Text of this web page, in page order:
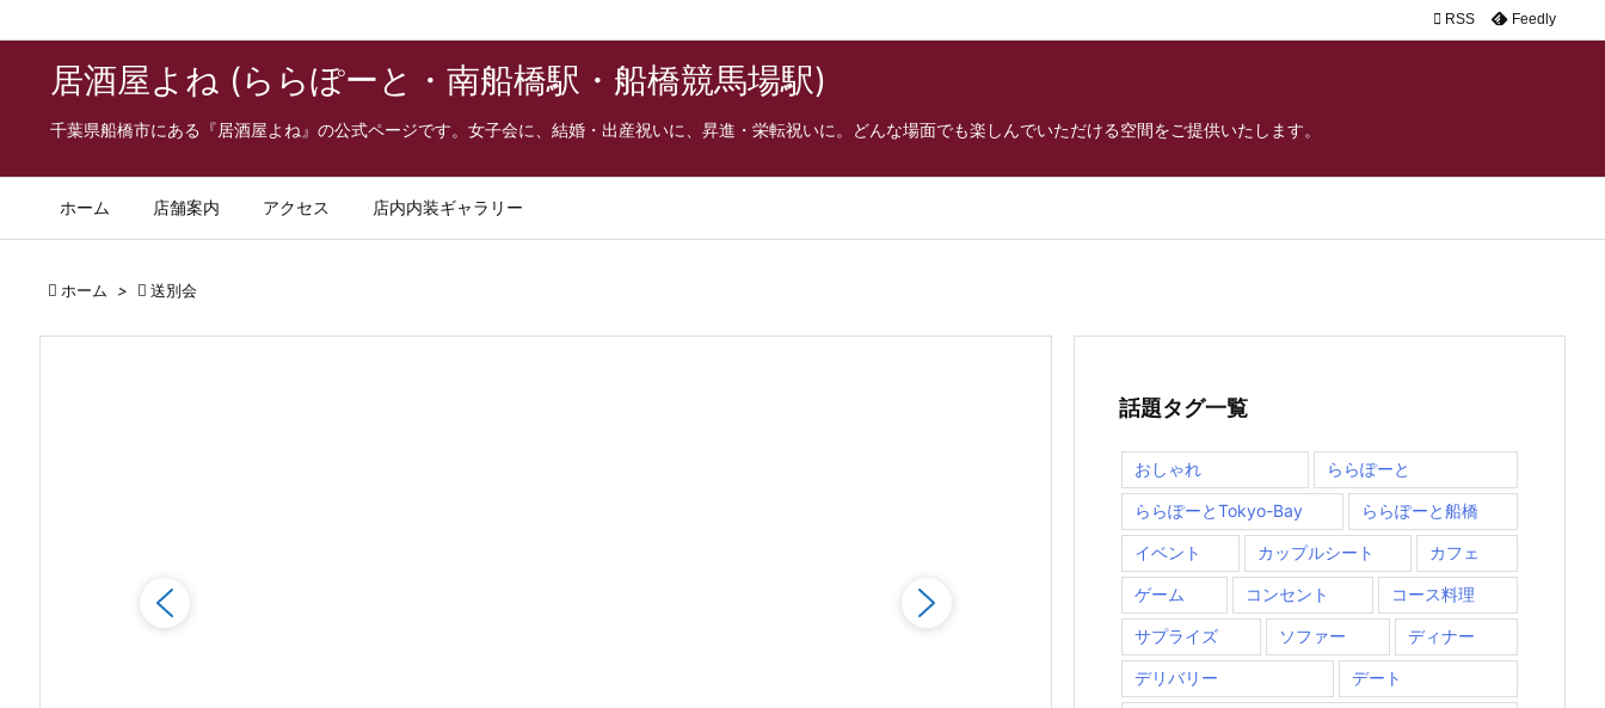
居酒屋よね (ららぽーと・南船橋駅・船橋競馬場駅)
千葉県船橋市にある『居酒屋よね』の公式ページです。女子会に、結婚・出産祝いに、昇進・栄転祝いに。どんな場面でも楽しんでいただける空間をご提供いたします。
ホーム 店舗案内 アクセス 店内内装ギャラリー
 RSS Feedly
 ホーム >  送別会
話題タグ一覧
おしゃれ ららぽーと
ららぽーとTokyo-Bay ららぽーと船橋
イベント カップルシート カフェ
ゲーム コンセント コース料理
サプライズ ソファー ディナー
デリバリー デート